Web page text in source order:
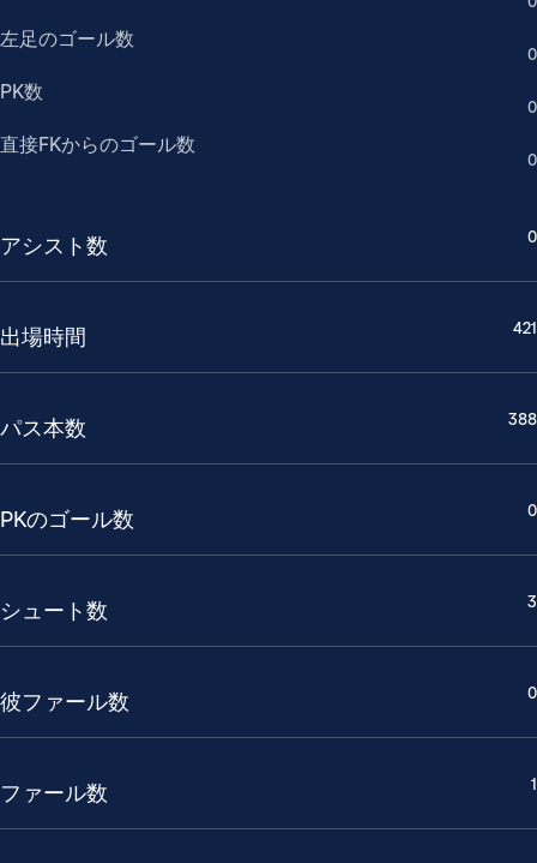
左足のゴール数
0
PK数
0
直接FKからのゴール数
0
アシスト数 0
出場時間 421
パス本数 388
PKのゴール数 0
シュート数 3
彼ファール数 0
ファール数 1